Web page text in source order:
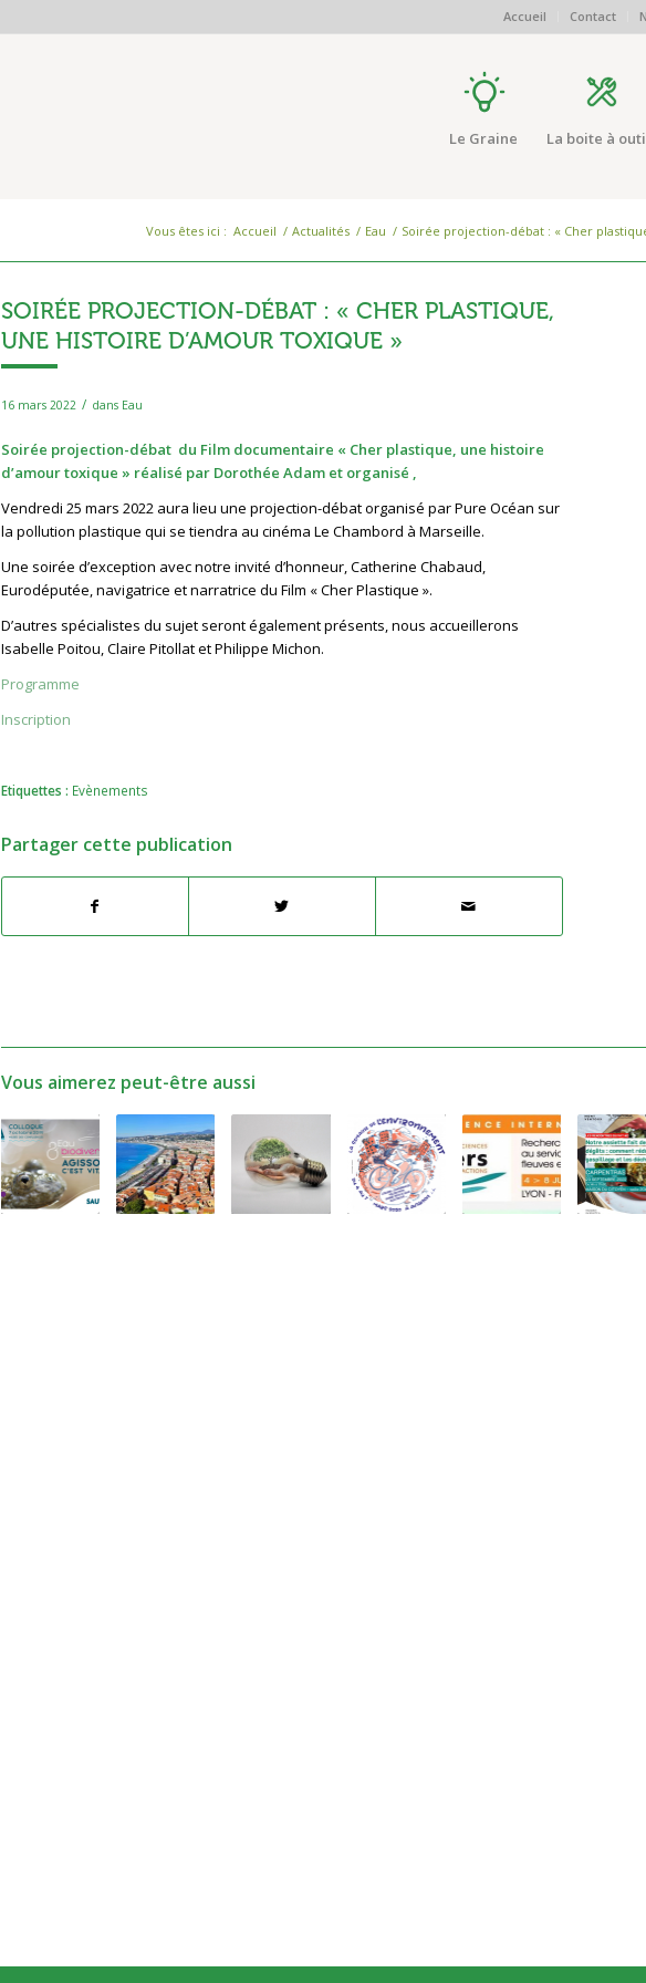
Accueil Contact
Le Graine La boite à
Vous êtes ici : Accueil / Actualités / Eau / Soirée projection-débat : « Cher
SOIRÉE PROJECTION-DÉBAT : « CHER PLASTIQUE,
UNE HISTOIRE D’AMOUR TOXIQUE »
16 mars 2022 / dans Eau
Soirée projection-débat du Film documentaire « Cher plastique, une histoire
d’amour toxique » réalisé par Dorothée Adam et organisé ,
Vendredi 25 mars 2022 aura lieu une projection-débat organisé par Pure Océan sur
la pollution plastique qui se tiendra au cinéma Le Chambord à Marseille.
Une soirée d’exception avec notre invité d’honneur, Catherine Chabaud,
Eurodéputée, navigatrice et narratrice du Film « Cher Plastique ».
D’autres spécialistes du sujet seront également présents, nous accueillerons
Isabelle Poitou, Claire Pitollat et Philippe Michon.
Programme
Inscription
Etiquettes : Evènements
Partager cette publication
Vous aimerez peut-être aussi